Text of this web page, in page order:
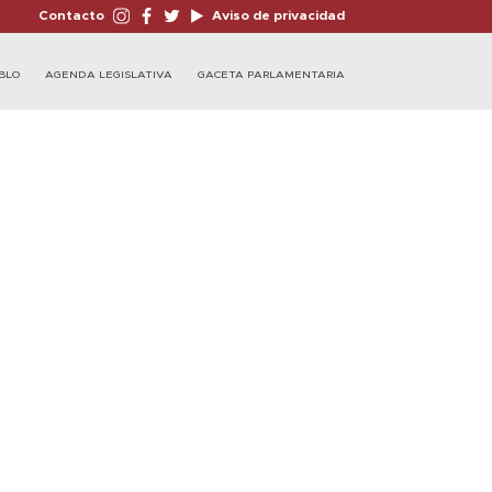
Contacto Aviso de privacidad
AGENDA LEGISLATIVA GACETA PARLAMENTARIA